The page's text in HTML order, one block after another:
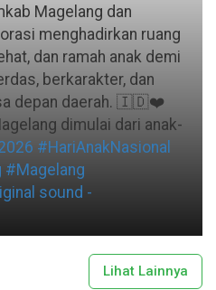
Magelang dan
menghadirkan ruang
dan ramah anak demi
berkarakter, dan
depan daerah. 🇮🇩❤️
dimulai dari anak-
#HariAnakNasional
#Magelang
sound -
Lihat Lainnya